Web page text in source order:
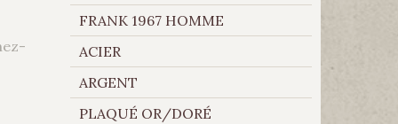
FRANK 1967 HOMME
ACIER
ARGENT
PLAQUÉ OR/DORÉ